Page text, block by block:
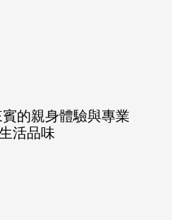
的親身體驗與專業
活品味